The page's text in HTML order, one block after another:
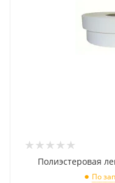
Полиэстеровая
По